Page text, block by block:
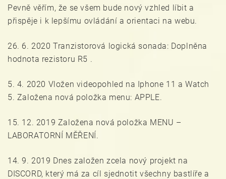
Pevně věřím, že se všem bude nový vzhled líbit a
přispěje i k lepšímu ovládání a orientaci na webu.
26. 6. 2020 Tranzistorová logická sonada: Doplněna
hodnota rezistoru R5 .
5. 4. 2020 Vložen videopohled na Iphone 11 a Watch
5. Založena nová položka menu: APPLE.
15. 12. 2019 Založena nová položka MENU –
LABORATORNÍ MĚŘENÍ.
14. 9. 2019 Dnes založen zcela nový projekt na
DISCORD, který má za cíl sjednotit všechny bastlíře a